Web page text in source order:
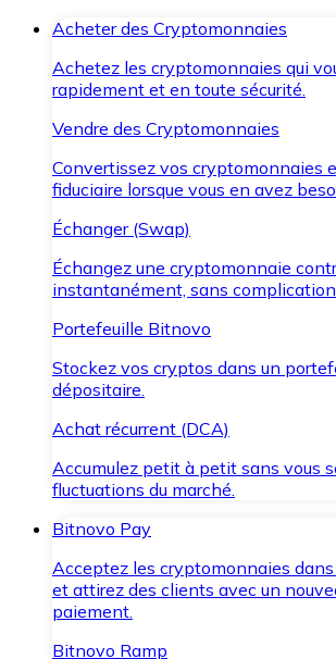
Acheter des Cryptomonnaies
Achetez les cryptomonnaies qui
rapidement et en toute sécurité.
Vendre des Cryptomonnaies
Convertissez vos cryptomonnaies
fiduciaire lorsque vous en avez
Échanger (Swap)
Échangez une cryptomonnaie
instantanément, sans
Portefeuille Bitnovo
Stockez vos cryptos dans un
dépositaire.
Achat récurrent (DCA)
Accumulez petit à petit sans vous
fluctuations du marché.
Bitnovo Pay
Acceptez les cryptomonnaies
et attirez des clients avec un
paiement.
Bitnovo Ramp